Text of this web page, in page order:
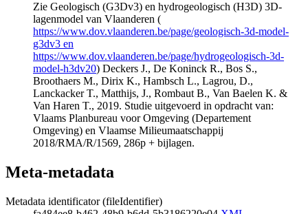
Zie Geologisch (G3Dv3) en hydrogeologisch (H3D) 3D-
lagenmodel van Vlaanderen (
https://www.dov.vlaanderen.be/page/geologisch-3d-model-
g3dv3 en
https://www.dov.vlaanderen.be/page/hydrogeologisch-3d-
model-h3dv20) Deckers J., De Koninck R., Bos S.,
Broothaers M., Dirix K., Hambsch L., Lagrou, D.,
Lanckacker T., Matthijs, J., Rombaut B., Van Baelen K. &
Van Haren T., 2019. Studie uitgevoerd in opdracht van:
Vlaams Planbureau voor Omgeving (Departement
Omgeving) en Vlaamse Milieumaatschappij
2018/RMA/R/1569, 286p + bijlagen.
Meta-metadata
Metadata identificator (fileIdentifier)